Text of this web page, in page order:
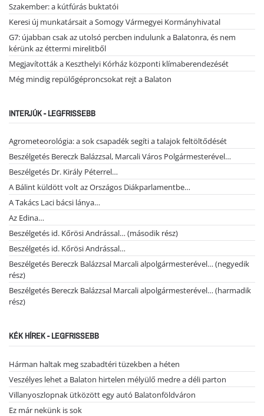
Szakember: a kútfúrás buktatói
Keresi új munkatársait a Somogy Vármegyei Kormányhivatal
G7: újabban csak az utolsó percben indulunk a Balatonra, és nem
kérünk az éttermi mirelitből
Megjavították a Keszthelyi Kórház központi klímaberendezését
Még mindig repülőgéproncsokat rejt a Balaton
INTERJÚK - LEGFRISSEBB
Agrometeorológia: a sok csapadék segíti a talajok feltöltődését
Beszélgetés Bereczk Balázzsal, Marcali Város Polgármesterével…
Beszélgetés Dr. Király Péterrel…
A Bálint küldött volt az Országos Diákparlamentbe…
A Takács Laci bácsi lánya…
Az Edina…
Beszélgetés id. Kőrösi Andrással… (második rész)
Beszélgetés id. Kőrösi Andrással…
Beszélgetés Bereczk Balázzsal Marcali alpolgármesterével… (negyedik
rész)
Beszélgetés Bereczk Balázzsal Marcali alpolgármesterével… (harmadik
rész)
KÉK HÍREK - LEGFRISSEBB
Hárman haltak meg szabadtéri tüzekben a héten
Veszélyes lehet a Balaton hirtelen mélyülő medre a déli parton
Villanyoszlopnak ütközött egy autó Balatonföldváron
Ez már nekünk is sok